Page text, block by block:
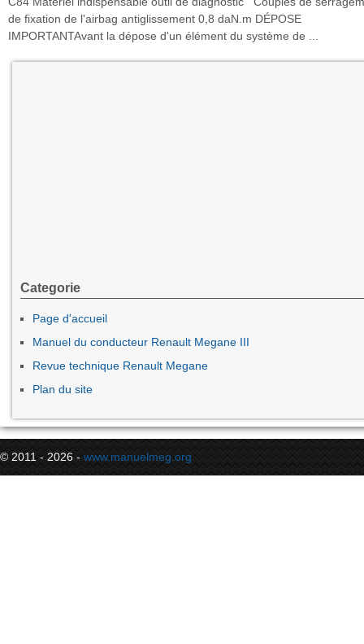
de fixation de l'airbag antiglissement 0,8 daN.m DÉPOSE
IMPORTANTAvant la dépose d'un élément du système de ...
Categorie
Page d'accueil
Manuel du conducteur Renault Megane III
Revue technique Renault Megane
Plan du site
© 2011 - 2026 - www.manuelmeg.org